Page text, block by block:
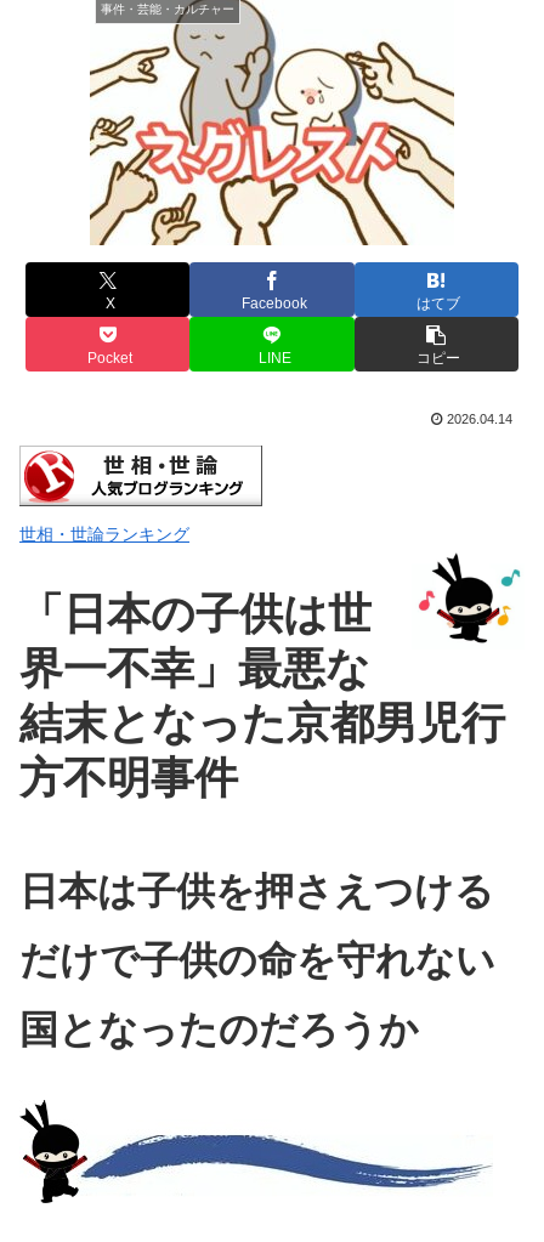
事件・芸能・カルチャー
X Facebook はてブ
Pocket LINE コピー
2026.04.14
世相・世論ランキング
「日本の子供は世
界一不幸」最悪な
結末となった京都男児行
方不明事件
日本は子供を押さえつける
だけで子供の命を守れない
国となったのだろうか